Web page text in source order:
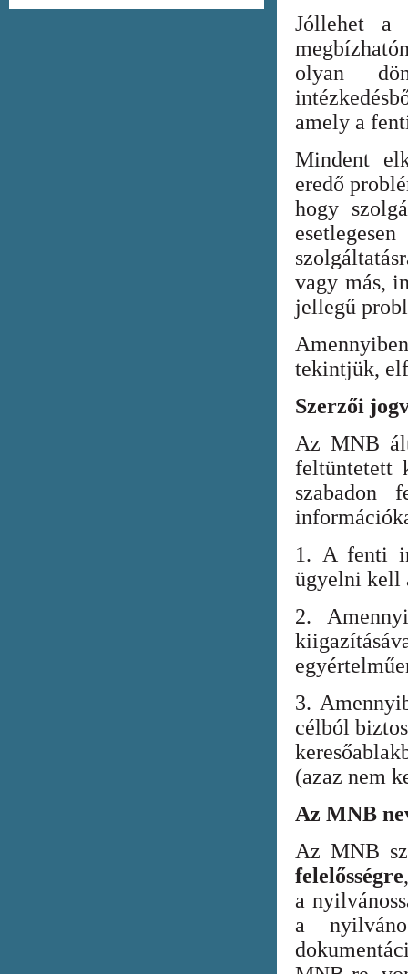
Jóllehet a
olyan
amely a
Mindent
eredő
hogy
vagy más,
jellegű
tekintjük,
Szerzői
Az MNB
feltüntetett
szabadon
1. A fenti
ügyelni kell
2.
3.
célból
(azaz nem
Az MNB
Az MNB
felelősségre
a
a